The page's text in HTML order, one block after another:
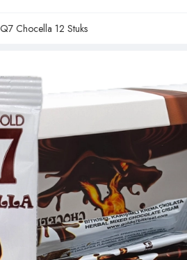
Q7 Chocella 12 Stuks